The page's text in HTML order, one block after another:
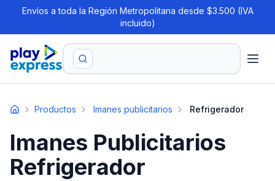
Envíos a toda la Región Metropolitana desde $3.500 (IVA
incluido)
Productos Imanes publicitarios Refrigerador
Imanes Publicitarios
Refrigerador